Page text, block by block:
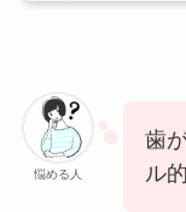
悩める人
歯
ル